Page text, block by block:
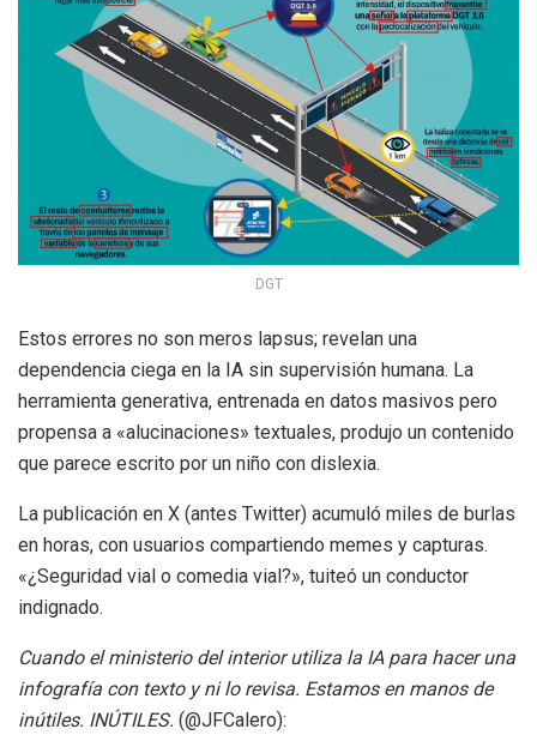
DGT
Estos errores no son meros lapsus; revelan una
dependencia ciega en la IA sin supervisión humana. La
herramienta generativa, entrenada en datos masivos pero
propensa a «alucinaciones» textuales, produjo un contenido
que parece escrito por un niño con dislexia.
La publicación en X (antes Twitter) acumuló miles de burlas
en horas, con usuarios compartiendo memes y capturas.
«¿Seguridad vial o comedia vial?», tuiteó un conductor
indignado.
Cuando el ministerio del interior utiliza la IA para hacer una
infografía con texto y ni lo revisa. Estamos en manos de
inútiles. INÚTILES. (@JFCalero):